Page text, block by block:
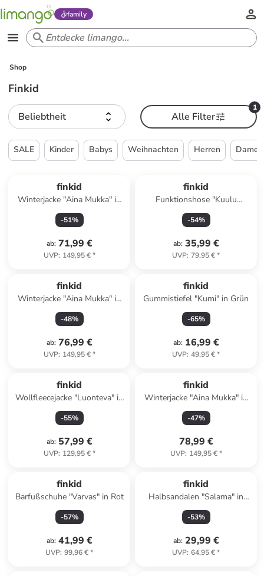
family
Shop
Finkid
Beliebtheit
1
Alle Filter
SALE Kinder Babys Weihnachten Herren Damen
finkid
Winterjacke "Aina Mukka" in
Blau/ Grün
-51%
ab: 71,99 €
UVP: 149,95 €*
finkid
Funktionshose "Kuulu
Canvas" in Hellbraun
-54%
ab: 35,99 €
UVP: 79,95 €*
finkid
Winterjacke "Aina Mukka" in
Rosa/ Blau
-48%
ab: 76,99 €
UVP: 149,95 €*
finkid
Gummistiefel "Kumi" in Grün
-65%
ab: 16,99 €
UVP: 49,95 €*
finkid
Wollfleecejacke "Luonteva" in
Blau
-55%
ab: 57,99 €
UVP: 129,95 €*
finkid
Winterjacke "Aina Mukka" in
Rot/ Pink
-47%
78,99 €
UVP: 149,95 €*
finkid
Barfußschuhe "Varvas" in Rot
-57%
ab: 41,99 €
UVP: 99,96 €*
finkid
Halbsandalen "Salama" in
Pink
-53%
ab: 29,99 €
UVP: 64,95 €*